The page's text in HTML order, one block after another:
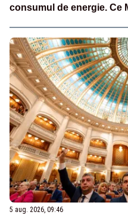
consumul de energie. Ce
5 aug. 2026, 09:46